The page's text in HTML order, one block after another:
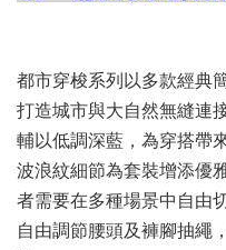
都市穿梭系列以多款經典
打造城市與大自然無縫連
輔以低調深藍，為穿搭帶
波浪紋細節為套裝增添優
者需要在多種場景中自由
自由調節腰頭及褲腳抽繩